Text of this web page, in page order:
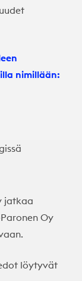
nimillään:
jatkaa
Oy
löytyvät